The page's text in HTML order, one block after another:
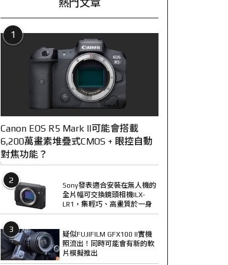
熱門文章
1
Canon EOS R5 Mark II可能會搭載
6,200萬畫素堆疊式CMOS + 眼控自動
對焦功能？
2
Sony發表適合安裝在無人機的
全片幅可交換鏡頭相機ILX-
LR1，集輕巧、高畫質於一身
3
疑似FUJIFILM GFX100 II實機
照流出！同時可能會有新的軟
片模擬推出